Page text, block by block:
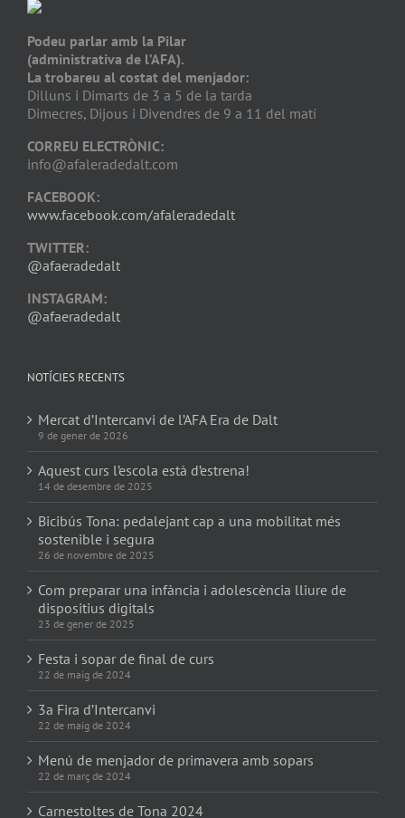
Podeu parlar amb la Pilar
(administrativa de l’AFA).
La trobareu al costat del menjador:
Dilluns i Dimarts de 3 a 5 de la tarda
Dimecres, Dijous i Divendres de 9 a 11 del matí
CORREU ELECTRÒNIC:
info@afaleradedalt.com
FACEBOOK:
www.facebook.com/afaleradedalt
TWITTER:
@afaeradedalt
INSTAGRAM:
@afaeradedalt
NOTÍCIES RECENTS
Mercat d’Intercanvi de l’AFA Era de Dalt
9 de gener de 2026
Aquest curs l’escola està d’estrena!
14 de desembre de 2025
Bicibús Tona: pedalejant cap a una mobilitat més
sostenible i segura
26 de novembre de 2025
Com preparar una infància i adolescència lliure de
dispositius digitals
23 de gener de 2025
Festa i sopar de final de curs
22 de maig de 2024
3a Fira d’Intercanvi
22 de maig de 2024
Menú de menjador de primavera amb sopars
22 de març de 2024
Carnestoltes de Tona 2024